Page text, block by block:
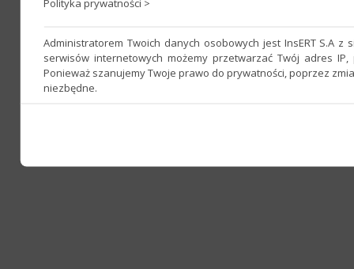
Administratorem Twoich danych osobowych jest InsERT S.A
serwisów internetowych możemy przetwarzać Twój adres
Ponieważ szanujemy Twoje prawo do prywatności, poprzez
niezbędne.